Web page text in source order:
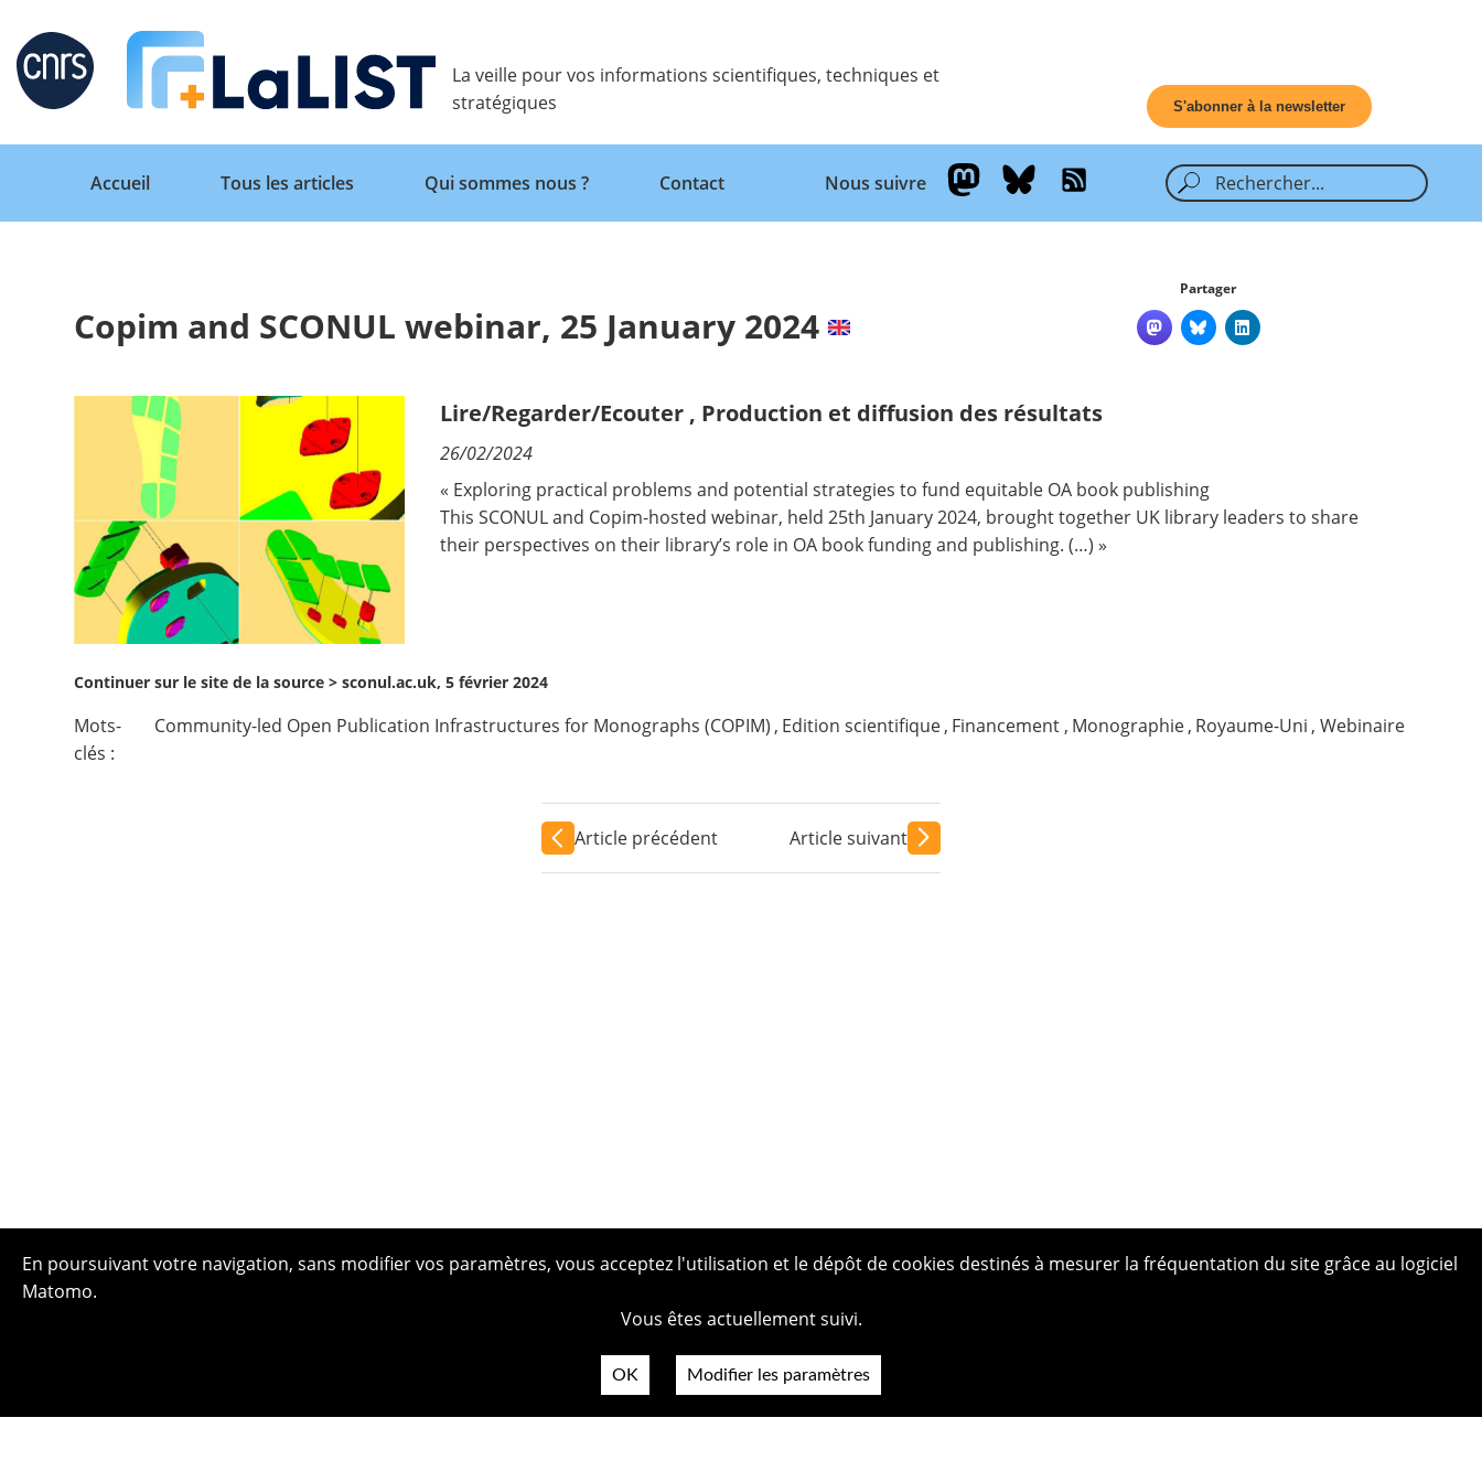
Retour
Accueil
Tous les articles
Qui sommes nous ?
Contact
Nous suivre
La veille pour vos informations scientifiques, techniques et
stratégiques
S'abonner à la newsletter
Retour
Accueil
Tous les articles Qui sommes nous ? Contact Nous suivre
Copim and SCONUL webinar, 25 January 2024
Partager
Lire/Regarder/Ecouter , Production et diffusion des résultats
26/02/2024
« Exploring practical problems and potential strategies to fund equitable OA book publishing
This SCONUL and Copim-hosted webinar, held 25th January 2024, brought together UK library leaders to share
their perspectives on their library’s role in OA book funding and publishing. (…) »
Continuer sur le site de la source >sconul.ac.uk, 5 février 2024
Mots-
clés :
Community-led Open Publication Infrastructures for Monographs (COPIM) , Edition scientifique, Financement , Monographie, Royaume-Uni , Webinaire
Article précédent Article suivant
En poursuivant votre navigation, sans modifier vos paramètres, vous acceptez l'utilisation et le dépôt de cookies destinés à mesurer la fréquentation du site grâce au logiciel
Matomo.
Vous êtes actuellement suivi.
OK Modifier les paramètres